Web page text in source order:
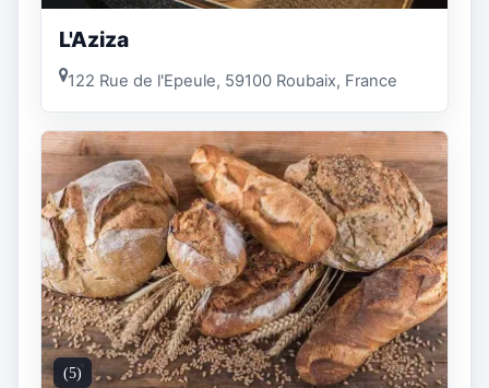
L'Aziza
122 Rue de l'Epeule, 59100 Roubaix, France
(5)